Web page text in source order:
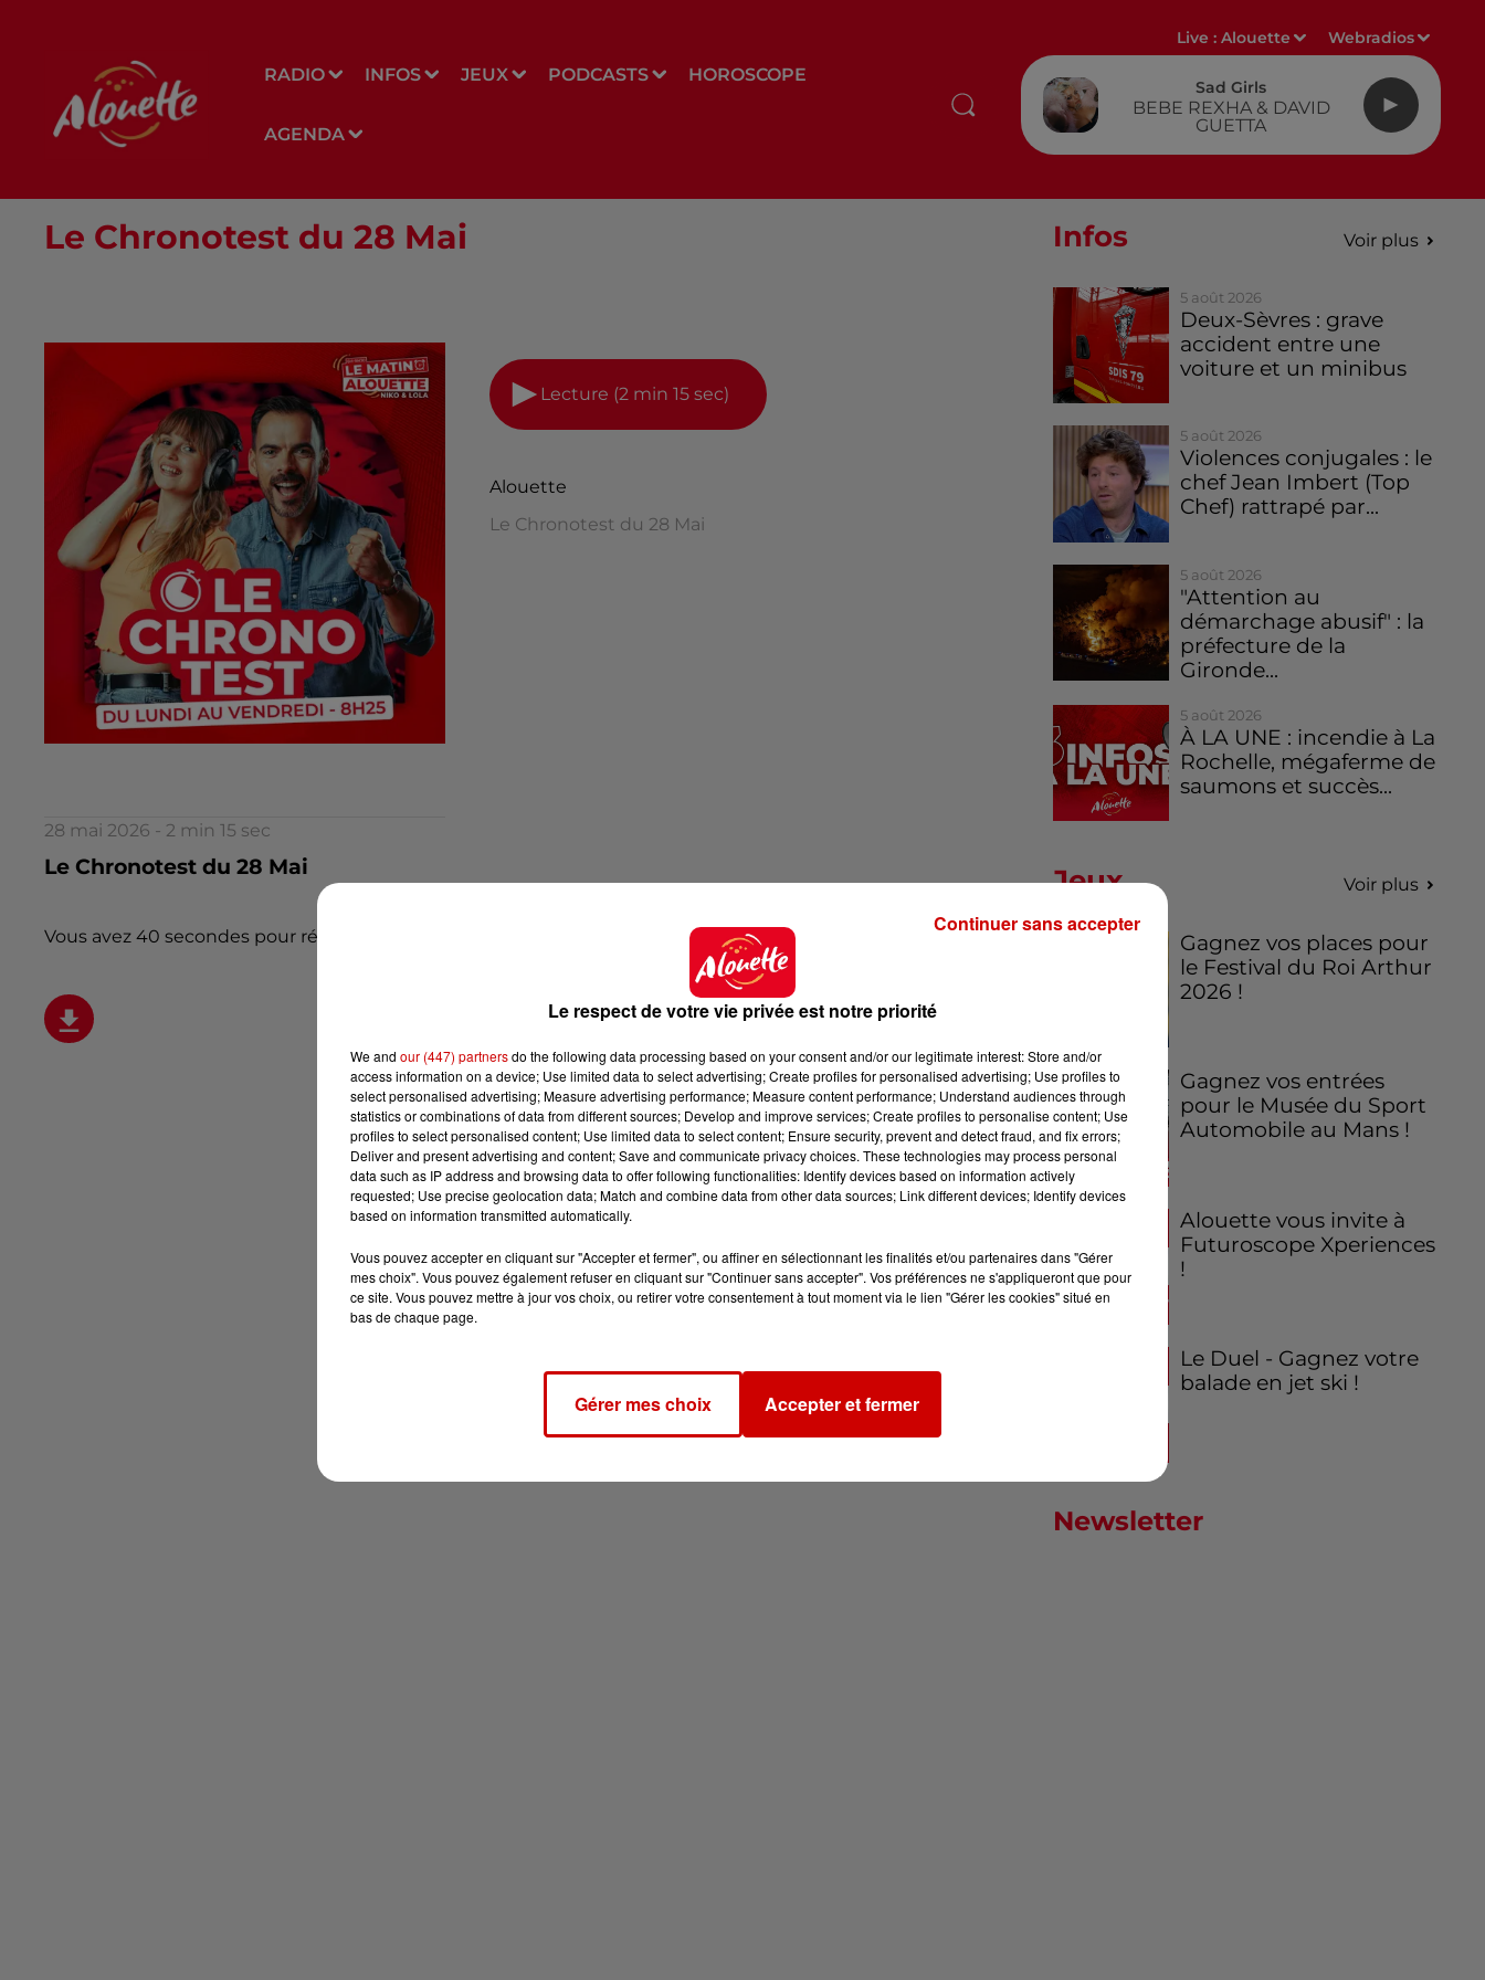
RADIO INFOS JEUX PODCASTS HOROSCOPE
AGENDA
Live :Alouette Webradios
Sad Girls
BEBE REXHA & DAVID
GUETTA
Le Chronotest du 28 Mai
Lecture (2 min 15 sec)
Alouette
Le Chronotest du 28 Mai
28 mai 2026 - 2 min 15 sec
Le Chronotest du 28 Mai
Vous avez 40 secondes pour répondre à 5 questions. Top… C'est parti !
Infos Voir plus
5 août 2026
Deux-Sèvres : grave
accident entre une
voiture et un minibus
5 août 2026
Violences conjugales : le
chef Jean Imbert (Top
Chef) rattrapé par...
5 août 2026
"Attention au
démarchage abusif" : la
préfecture de la
Gironde...
5 août 2026
À LA UNE : incendie à La
Rochelle, mégaferme de
saumons et succès...
Jeux Voir plus
Gagnez vos places pour
le Festival du Roi Arthur
2026 !
Gagnez vos entrées
pour le Musée du Sport
Automobile au Mans !
Alouette vous invite à
Futuroscope Xperiences
!
Le Duel - Gagnez votre
balade en jet ski !
Newsletter
Le respect de votre vie privée est notre priorité
We and our (447) partnersdo the following data processing based on your consent and/or our legitimate interest: Store and/or
access information on a device; Use limited data to select advertising; Create profiles for personalised advertising; Use profiles to
select personalised advertising; Measure advertising performance; Measure content performance; Understand audiences through
statistics or combinations of data from different sources; Develop and improve services; Create profiles to personalise content; Use
profiles to select personalised content; Use limited data to select content; Ensure security, prevent and detect fraud, and fix errors;
Deliver and present advertising and content; Save and communicate privacy choices. These technologies may process personal
data such as IP address and browsing data to offer following functionalities: Identify devices based on information actively
requested; Use precise geolocation data; Match and combine data from other data sources; Link different devices; Identify devices
based on information transmitted automatically.
Vous pouvez accepter en cliquant sur "Accepter et fermer", ou affiner en sélectionnant les finalités et/ou partenaires dans "Gérer
mes choix". Vous pouvez également refuser en cliquant sur "Continuer sans accepter". Vos préférences ne s'appliqueront que pour
ce site. Vous pouvez mettre à jour vos choix, ou retirer votre consentement à tout moment via le lien "Gérer les cookies" situé en
bas de chaque page.
Gérer mes choix Accepter et fermer
Continuer sans accepter